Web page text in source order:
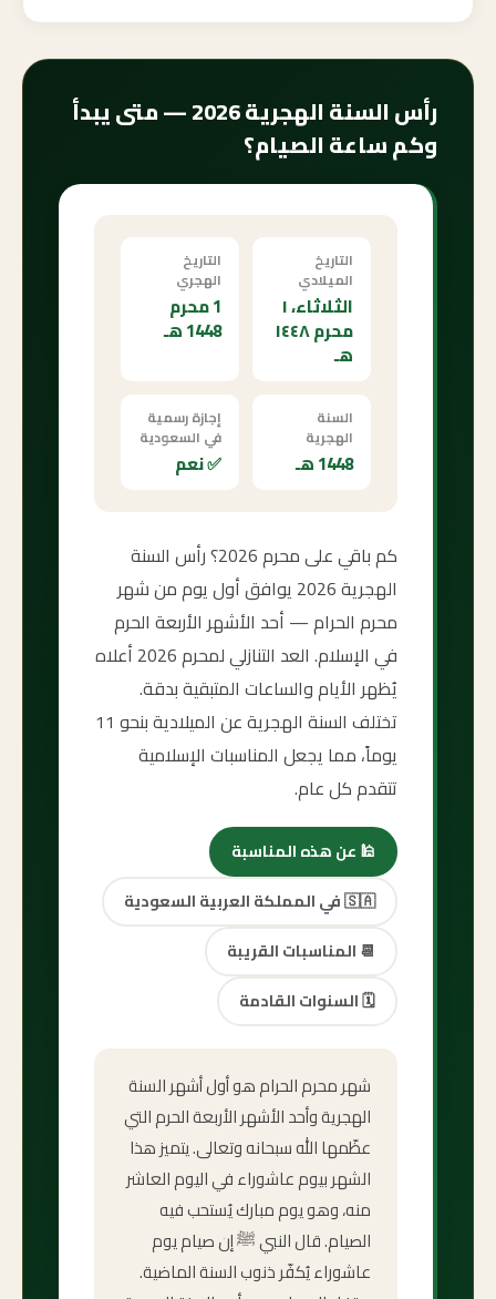
رأس السنة الهجرية 2026 — متى يبدأ
وكم ساعة الصيام؟
التاريخ
الميلادي
الثلاثاء، ١
محرم ١٤٤٨
هـ
التاريخ
الهجري
1 محرم
1448 هـ
السنة
الهجرية
1448 هـ
إجازة رسمية
في السعودية
✅ نعم
كم باقي على محرم 2026؟ رأس السنة
الهجرية 2026 يوافق أول يوم من شهر
محرم الحرام — أحد الأشهر الأربعة الحرم
في الإسلام. العد التنازلي لمحرم 2026 أعلاه
يُظهر الأيام والساعات المتبقية بدقة.
تختلف السنة الهجرية عن الميلادية بنحو 11
يوماً، مما يجعل المناسبات الإسلامية
تتقدم كل عام.
🕌عن هذه المناسبة
🇸🇦في المملكة العربية السعودية
📆المناسبات القريبة
🗓️السنوات القادمة
شهر محرم الحرام هو أول أشهر السنة
الهجرية وأحد الأشهر الأربعة الحرم التي
عظّمها الله سبحانه وتعالى. يتميز هذا
الشهر بيوم عاشوراء في اليوم العاشر
منه، وهو يوم مبارك يُستحب فيه
الصيام. قال النبي ﷺ إن صيام يوم
عاشوراء يُكفّر ذنوب السنة الماضية.